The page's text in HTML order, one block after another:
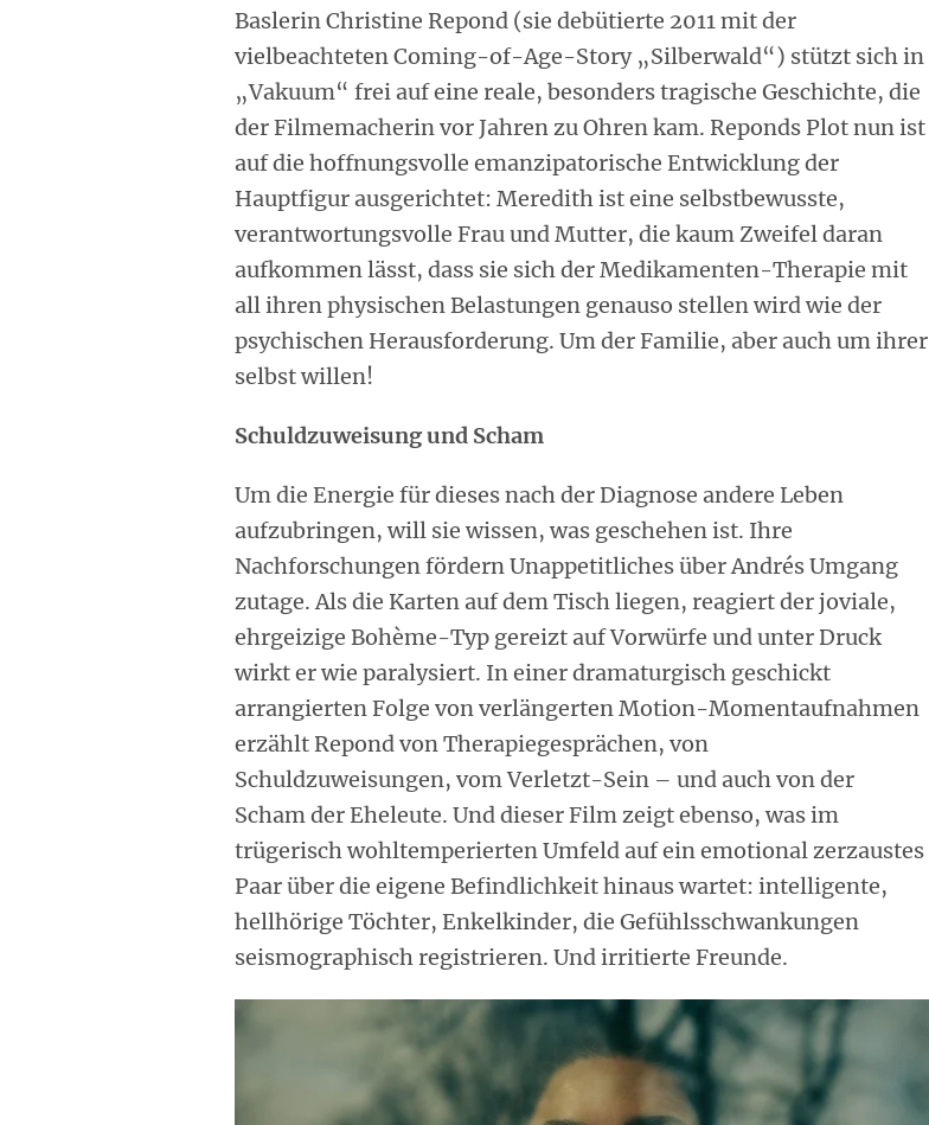
Baslerin Christine Repond (sie debütierte 2011 mit der
vielbeachteten Coming-of-Age-Story „Silberwald“) stützt sich in
„Vakuum“ frei auf eine reale, besonders tragische Geschichte, die
der Filmemacherin vor Jahren zu Ohren kam. Reponds Plot nun ist
auf die hoffnungsvolle emanzipatorische Entwicklung der
Hauptfigur ausgerichtet: Meredith ist eine selbstbewusste,
verantwortungsvolle Frau und Mutter, die kaum Zweifel daran
aufkommen lässt, dass sie sich der Medikamenten-Therapie mit
all ihren physischen Belastungen genauso stellen wird wie der
psychischen Herausforderung. Um der Familie, aber auch um ihrer
selbst willen!
Schuldzuweisung und Scham
Um die Energie für dieses nach der Diagnose andere Leben
aufzubringen, will sie wissen, was geschehen ist. Ihre
Nachforschungen fördern Unappetitliches über Andrés Umgang
zutage. Als die Karten auf dem Tisch liegen, reagiert der joviale,
ehrgeizige Bohème-Typ gereizt auf Vorwürfe und unter Druck
wirkt er wie paralysiert. In einer dramaturgisch geschickt
arrangierten Folge von verlängerten Motion-Momentaufnahmen
erzählt Repond von Therapiegesprächen, von
Schuldzuweisungen, vom Verletzt-Sein – und auch von der
Scham der Eheleute. Und dieser Film zeigt ebenso, was im
trügerisch wohltemperierten Umfeld auf ein emotional zerzaustes
Paar über die eigene Befindlichkeit hinaus wartet: intelligente,
hellhörige Töchter, Enkelkinder, die Gefühlsschwankungen
seismographisch registrieren. Und irritierte Freunde.